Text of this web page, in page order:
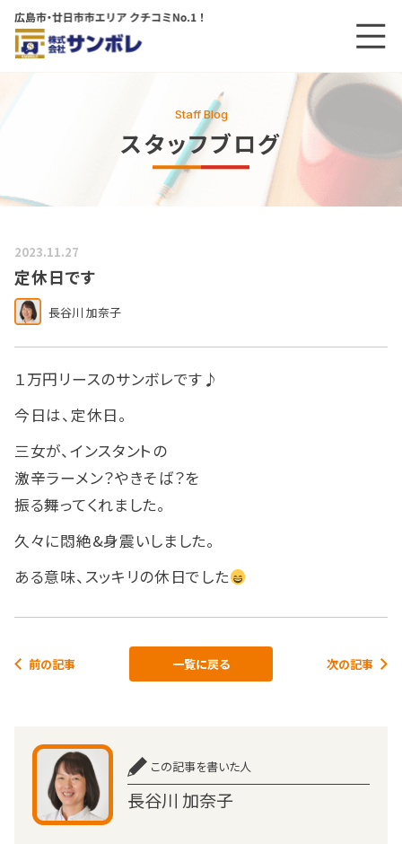
メニ
Staff Blog
スタッフブログ
2023.11.27
定休日です
長谷川 加奈子
１万円リースのサンボレです♪
今日は、定休日。
三女が、インスタントの
激辛ラーメン？やきそば？を
振る舞ってくれました。
久々に悶絶&身震いしました。
ある意味、スッキリの休日でした
前の記事 一覧に戻る 次の記事
この記事を書いた人
長谷川 加奈子